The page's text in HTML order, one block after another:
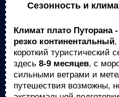
Сезонность и
Климат плато Путорана
резко континентальный,
короткий туристический
здесь 8-9 месяцев, с
сильными ветрами и
путешествия возможны,